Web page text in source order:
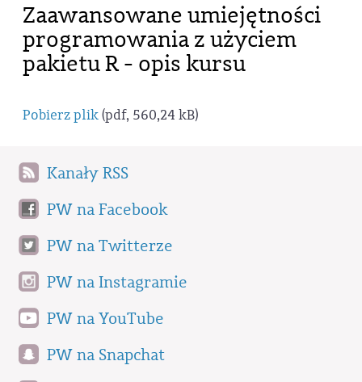
Zaawansowane umiejętności
programowania z użyciem
pakietu R - opis kursu
Pobierz plik(pdf, 560,24 kB)
Kanały RSS
PW na Facebook
PW na Twitterze
PW na Instagramie
PW na YouTube
PW na Snapchat